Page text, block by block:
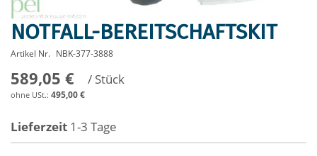
Zum
der
Bildergalerie
springen
NOTFALL-BEREITSCHAFTSKIT
Artikel Nr. NBK-377-3888
589,05 €
495,00 €
/ Stück
Lieferzeit 1-3 Tage